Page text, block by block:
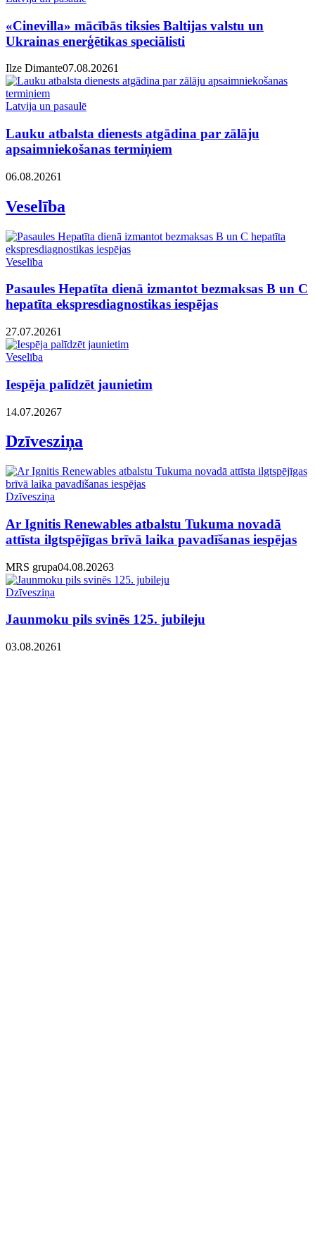
«Cinevilla» mācībās tiksies Baltijas valstu un
Ukrainas enerģētikas speciālisti
Ilze Dimante07.08.20261
Latvija un pasaulē
Lauku atbalsta dienests atgādina par zālāju
apsaimniekošanas termiņiem
06.08.20261
Veselība
Veselība
Pasaules Hepatīta dienā izmantot bezmaksas B un C
hepatīta ekspresdiagnostikas iespējas
27.07.20261
Veselība
Iespēja palīdzēt jaunietim
14.07.20267
Dzīvesziņa
Dzīvesziņa
Ar Ignitis Renewables atbalstu Tukuma novadā
attīsta ilgtspējīgas brīvā laika pavadīšanas iespējas
MRS grupa04.08.20263
Dzīvesziņa
Jaunmoku pils svinēs 125. jubileju
03.08.20261